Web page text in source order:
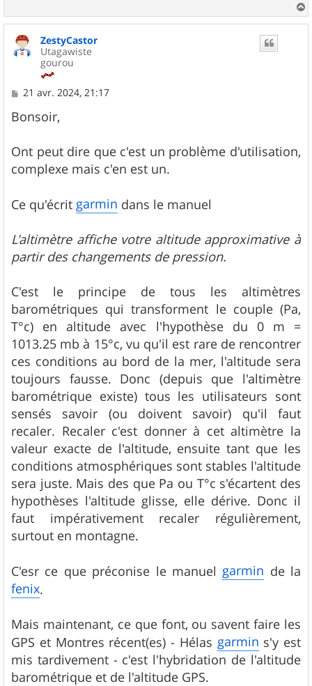
a
ZestyCastor
Utagawiste
gourou
M
s
s
g
e
21 avr. 2024, 21:17
Bonsoir,
Ont peut dire que c'est un problème d'utilisation,
complexe mais c'en est un.
Ce qu'écrit garmin dans le manuel
L'altimètre affiche votre altitude approximative à
partir des changements de pression.
C'est le principe de tous les altimètres
barométriques qui transforment le couple (Pa,
T°c) en altitude avec l'hypothèse du 0 m =
1013.25 mb à 15°c, vu qu'il est rare de rencontrer
ces conditions au bord de la mer, l'altitude sera
toujours fausse. Donc (depuis que l'altimètre
barométrique existe) tous les utilisateurs sont
sensés savoir (ou doivent savoir) qu'il faut
recaler. Recaler c'est donner à cet altimètre la
valeur exacte de l'altitude, ensuite tant que les
conditions atmosphériques sont stables l'altitude
sera juste. Mais des que Pa ou T°c s'écartent des
hypothèses l'altitude glisse, elle dérive. Donc il
faut impérativement recaler régulièrement,
surtout en montagne.
C'esr ce que préconise le manuel garmin de la
fenix.
Mais maintenant, ce que font, ou savent faire les
GPS et Montres récent(es) - Hélas garmin s'y est
mis tardivement - c'est l'hybridation de l'altitude
barométrique et de l'altitude GPS.